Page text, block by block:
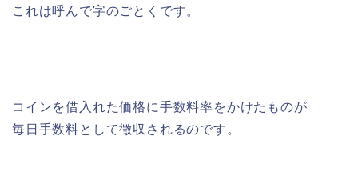
これは呼んで字のごとくです。
コインを借入れた価格に手数料率をかけたものが
毎日手数料として徴収されるのです。